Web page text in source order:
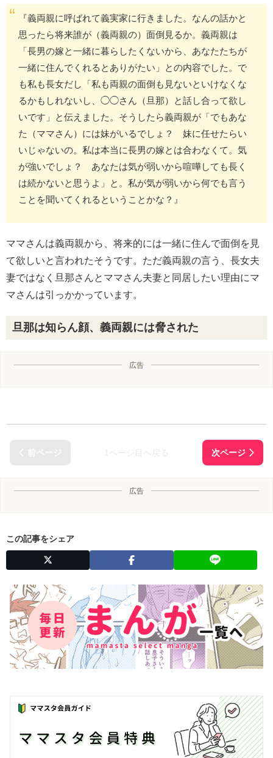
『義両親に呼ばれて義実家に行きました。なんの話かと
思ったら将来誰が（義両親の）面倒見るか。義両親は
「長男の嫁と一緒に暮らしたくないから、あなたたちが
一緒に住んでくれるとありがたい」との内容でした。で
も私も長女だし「私も両親の面倒も見ないといけなくな
るかもしれないし、◯◯さん（旦那）と話し合って欲し
いです」と伝えました。そうしたら義両親が「でもあな
た（ママさん）には妹がいるでしょ？ 妹に任せたらい
いじゃないの。私は本当に長男の嫁とは合わなくて。気
が強いでしょ？ あなたは気が弱いから喧嘩しても長く
は続かないと思うよ」と。私が気が弱いから何でも言う
ことを聞いてくれるということかな？』
ママさんは義両親から、将来的には一緒に住んで面倒を見
て欲しいと言われたそうです。ただ義両親の言う、長女夫
妻ではなく旦那さんとママさん夫妻と同居したい理由にマ
マさんは引っかかっています。
旦那は知らん顔、義両親には脅された
広告
広告
この記事をシェア